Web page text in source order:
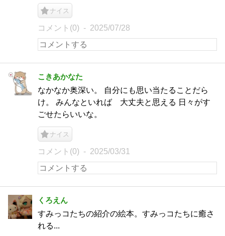
ナイス
コメント(0) 2025/07/28
こきあかなた
なかなか奥深い。 自分にも思い当たることだら
け。 みんなといれば 大丈夫と思える 日々がす
ごせたらいいな。
ナイス
コメント(0) 2025/03/31
くろえん
すみっコたちの紹介の絵本。すみっコたちに癒さ
れる...